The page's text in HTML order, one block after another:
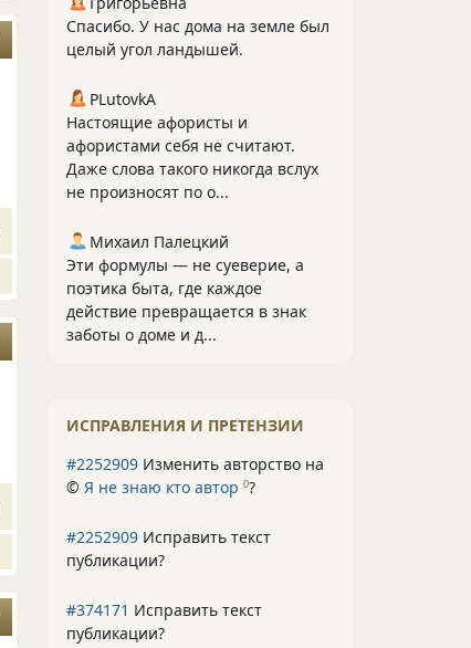
Спасибо. У нас дома на земле был
целый угол ландышей.
PLutоvkА
Настоящие афористы и
афористами себя не считают.
Даже слова такого никогда вслух
не произносят по о...
Михаил Палецкий
Эти формулы — не суеверие, а
поэтика быта, где каждое
действие превращается в знак
заботы о доме и д...
ИСПРАВЛЕНИЯ И ПРЕТЕНЗИИ
#2252909 Изменить авторство на
© Я не знаю кто автор 0?
#2252909 Исправить текст
публикации?
#374171 Исправить текст
публикации?